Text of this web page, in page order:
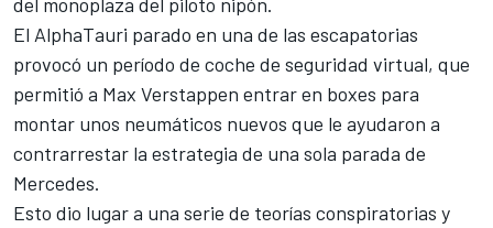
El AlphaTauri parado en una de las escapatorias
provocó un período de coche de seguridad virtual, que
permitió a Max Verstappen entrar en boxes para
montar unos neumáticos nuevos que le ayudaron a
contrarrestar la estrategia de una sola parada de
Mercedes.
Esto dio lugar a una serie de teorías conspiratorias y